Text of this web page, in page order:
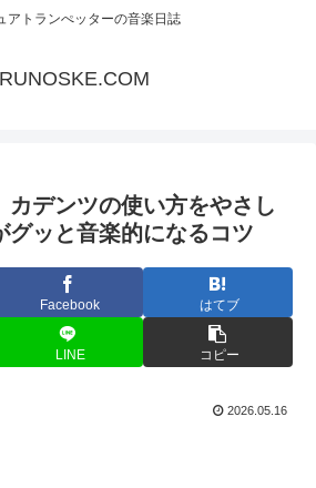
アトランぺッターの音楽日誌
カデンツの使い方をやさし
グッと音楽的になるコツ
Facebook はてブ
LINE コピー
2026.05.16